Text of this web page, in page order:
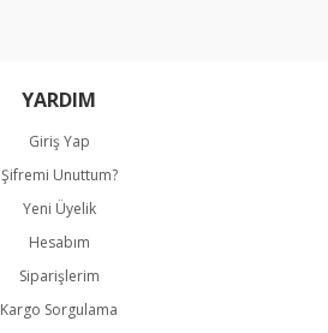
Gönder
YARDIM
Giriş Yap
Şifremi Unuttum?
Yeni Üyelik
Hesabım
Siparişlerim
Kargo Sorgulama